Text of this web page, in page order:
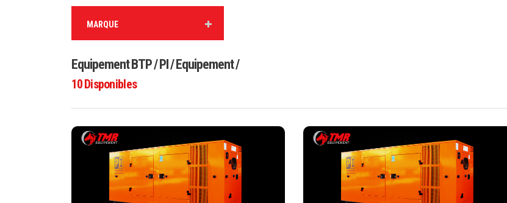
MARQUE
Equipement BTP / PI / Equipement /
10Disponibles